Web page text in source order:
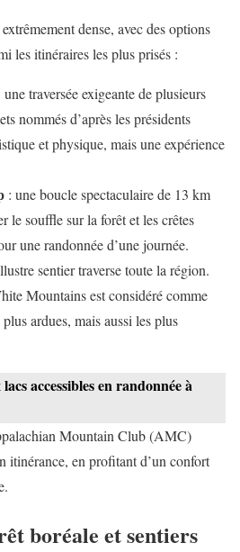
dense, avec des options
les itinéraires les plus prisés :
une traversée exigeante de plusieurs
nommés d’après les présidents
et physique, mais une expérience
: une boucle spectaculaire de 13 km
le souffle sur la forêt et les crêtes
une randonnée d’une journée.
sentier traverse toute la région.
Mountains est considéré comme
ardues, mais aussi les plus
accessibles en randonnée à
Mountain Club (AMC)
itinérance, en profitant d’un confort
boréale et sentiers